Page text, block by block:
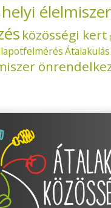
helyi élelmiszer
közösségi kert
Átalakulás